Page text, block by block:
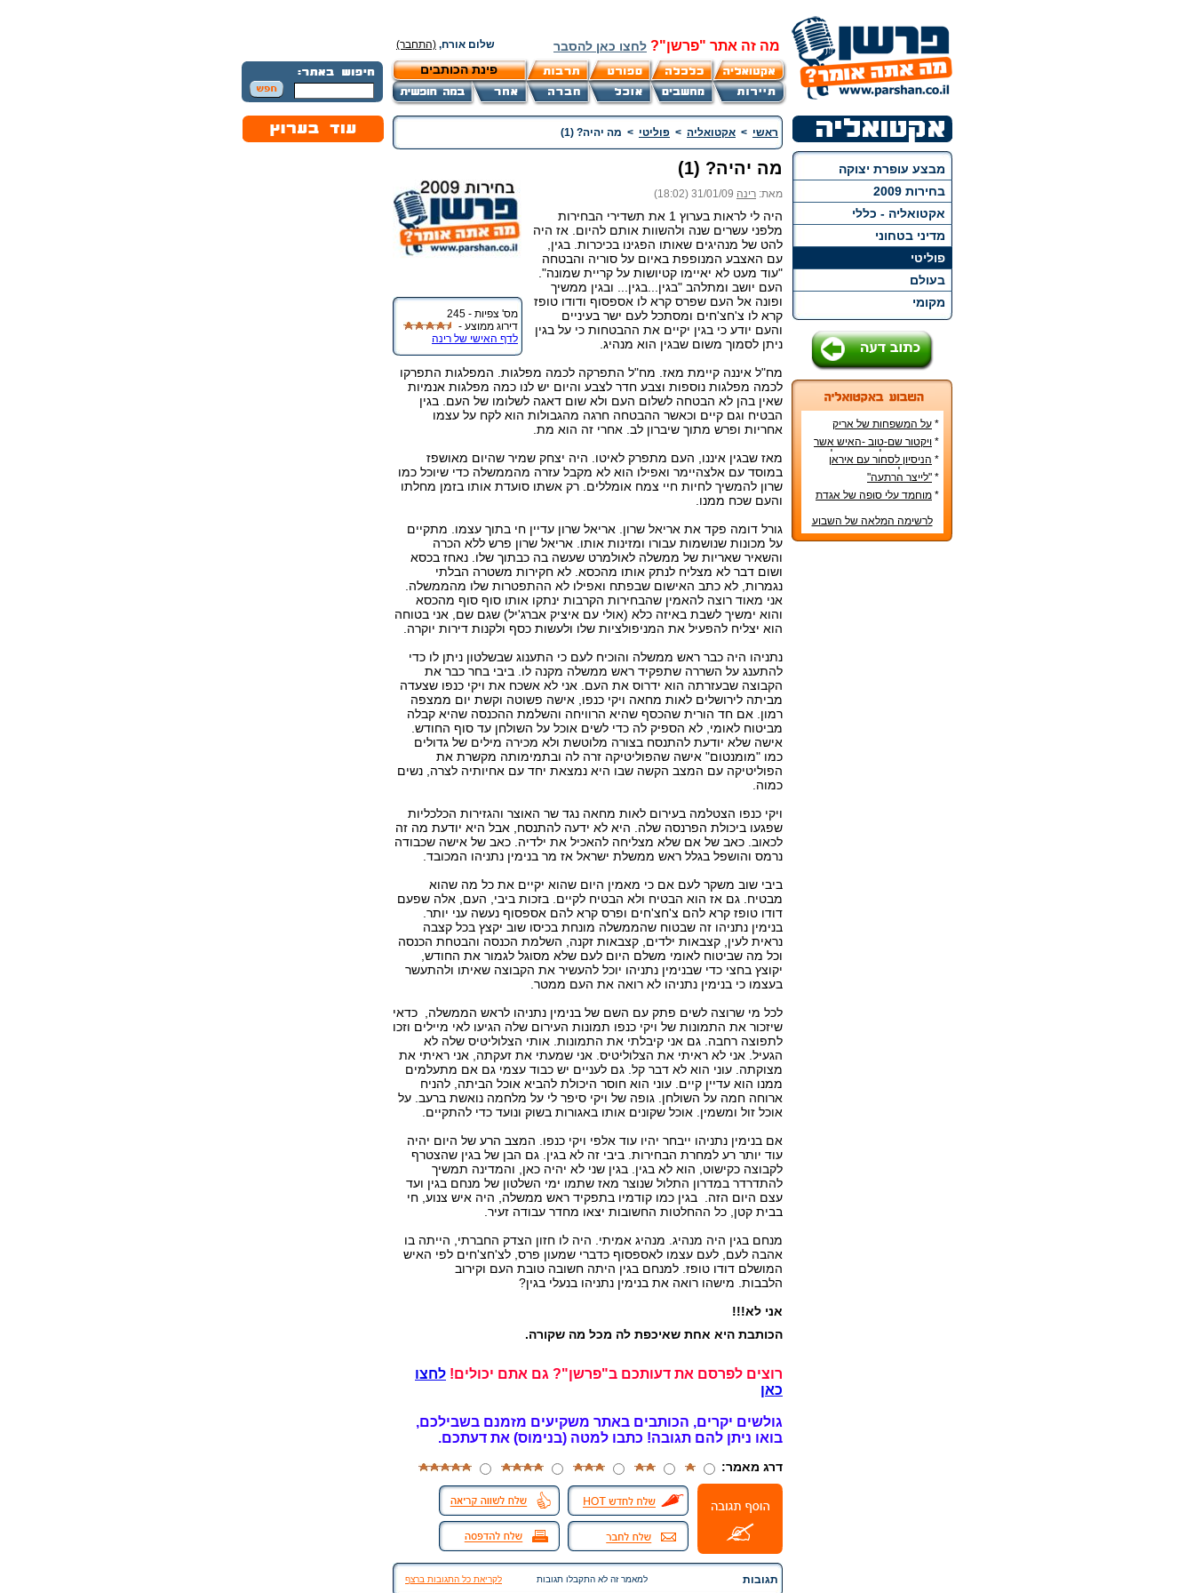
מה זה אתר "פרשן"? לחצו כאן להסבר שלום אורח, (התחבר)
פינת הכותבים
מבצע עופרת יצוקה
בחירות 2009
אקטואליה - כללי
מדיני בטחוני
פוליטי
בעולם
מקומי
* על המשפחות של אריק
איינשטיין ואורי זוהר
* ויקטור שם-טוב -האיש אשר
עיצב את מפלגת השמאל
מפ"ם
* הניסיון לסחור עם איראן
בדרכים לא-כשרות
* "לייצר הרתעה"
* מוחמד עלי סופה של אגדת
לרשימה המלאה של השבוע
ראשי > אקטואליה > פוליטי > מה יהיה? (1)
מס' צפיות - 245
דירוג ממוצע -
לדף האישי של רינה
מה יהיה? (1)
מאת: רינה 31/01/09 (18:02)
היה לי לראות בערוץ 1 את תשדירי הבחירות
מלפני עשרים שנה ולהשוות אותם להיום. אז היה
להט של מנהיגים שאותו הפגינו בכיכרות. בגין,
עם האצבע המנופפת באיום על סוריה והבטחה
"עוד מעט לא יאיימו קטיושות על קריית שמונה".
העם יושב ומתלהב "בגין...בגין... ובגין ממשיך
ופונה אל העם שפרס קרא לו אספסוף ודודו טופז
קרא לו צ'חצ'חים ומסתכל לעם ישר בעיניים
והעם יודע כי בגין יקיים את ההבטחות כי על בגין
ניתן לסמוך משום שבגין הוא מנהיג.
מח"ל איננה קיימת מאז. מח"ל התפרקה לכמה מפלגות. המפלגות התפרקו
לכמה מפלגות נוספות וצבע חדר לצבע והיום יש לנו כמה מפלגות אנמיות
שאין בהן לא הבטחה לשלום העם ולא שום דאגה לשלומו של העם. בגין
הבטיח וגם קיים וכאשר ההבטחה חרגה מהגבולות הוא לקח על עצמו
אחריות ופרש מתוך שיברון לב. אחרי זה הוא מת.
מאז שבגין איננו, העם מתפרק לאיטו. היה יצחק שמיר שהיום מאושפז
במוסד עם אלצהיימר ואפילו הוא לא מקבל עזרה מהממשלה כדי שיוכל כמו
שרון להמשיך לחיות חיי צמח אומללים. רק אשתו סועדת אותו בזמן מחלתו
והעם שכח ממנו.
גורל דומה פקד את אריאל שרון. אריאל שרון עדיין חי בתוך עצמו. מתקיים
על מכונות שנושמות עבורו ומזינות אותו. אריאל שרון פרש ללא הכרה
והשאיר שאריות של ממשלה לאולמרט שעשה בה כבתוך שלו. נאחז בכסא
ושום דבר לא מצליח לנתק אותו מהכסא. לא חקירות משטרה הבלתי
נגמרות, לא כתב האישום שבפתח ואפילו לא ההתפטרות שלו מהממשלה.
אני מאוד רוצה להאמין שהבחירות הקרבות ינתקו אותו סוף סוף מהכסא
והוא ימשיך לשבת באיזה כלא (אולי עם איציק אברג'יל) שגם שם, אני בטוחה
הוא יצליח להפעיל את המניפולציות שלו ולעשות כסף ולקנות דירות יוקרה.
נתניהו היה כבר ראש ממשלה והוכיח לעם כי התענוג שבשלטון ניתן לו כדי
להתענג על השררה שתפקיד ראש ממשלה מקנה לו. ביבי בחר כבר את
הקבוצה שבעזרתה הוא ידרוס את העם. אני לא אשכח את ויקי כנפו שצעדה
מביתה לירושלים לאות מחאה ויקי כנפו, אישה פשוטה וקשת יום ממצפה
רמון. אם חד הורית שהכסף שהיא הרוויחה והשלמת ההכנסה שהיא קבלה
מביטוח לאומי, לא הספיק לה כדי לשים אוכל על השולחן עד סוף החודש.
אישה שלא יודעת להתנסח בצורה מלוטשת ולא מכירה מילים של גדולים
כמו "מומנטום" אישה שהפוליטיקה זרה לה ובתמימותה מקשרת את
הפוליטיקה עם המצב הקשה שבו היא נמצאת יחד עם אחיותיה לצרה, נשים
כמוה.
ויקי כנפו הצטלמה בעירום לאות מחאה נגד שר האוצר והגזירות הכלכליות
שפגעו ביכולת הפרנסה שלה. היא לא ידעה להתנסח, אבל היא יודעת מה זה
לכאוב. כאב של אם שלא מצליחה להאכיל את ילדיה. כאב של אישה שכבודה
נרמס והושפל בגלל ראש ממשלת ישראל אז מר בנימין נתניהו המכובד.
ביבי שוב משקר לעם אם כי מאמין היום שהוא יקיים את כל מה שהוא
מבטיח. גם אז הוא הבטיח ולא הבטיח לקיים. בזכות ביבי, העם, אלה שפעם
דודו טופז קרא להם צ'חצ'חים ופרס קרא להם אספסוף נעשה עני יותר.
בנימין נתניהו זה שבטוח שהממשלה מונחת בכיסו שוב יקצץ בכל קצבה
נראית לעין, קצבאות ילדים, קצבאות זקנה, השלמת הכנסה והבטחת הכנסה
וכל מה שביטוח לאומי משלם היום לעם שלא מסוגל לגמור את החודש,
יקוצץ בחצי כדי שבנימין נתניהו יוכל להעשיר את הקבוצה שאיתו ולהתעשר
בעצמו כי בנימין נתניהו לא רואה את העם ממטר.
לכל מי שרוצה לשים פתק עם השם של בנימין נתניהו לראש הממשלה, כדאי
שיזכור את התמונות של ויקי כנפו תמונות העירום שלה הגיעו לאי מיילים וזכו
לתפוצה רחבה. גם אני קיבלתי את התמונות. אותי הצלוליטיס שלה לא
הגעיל. אני לא ראיתי את הצלוליטיס. אני שמעתי את זעקתה, אני ראיתי את
מצוקתה. עוני הוא לא דבר קל. גם לעניים יש כבוד עצמי גם אם מתעלמים
ממנו הוא עדיין קיים. עוני הוא חוסר היכולת להביא אוכל הביתה, להניח
ארוחה חמה על השולחן. גופה של ויקי סיפר לי על מלחמה נואשת ברעב. על
אוכל זול ומשמין. אוכל שקונים אותו באגורות בשוק ונועד כדי להתקיים.
אם בנימין נתניהו ייבחר יהיו עוד אלפי ויקי כנפו. המצב הרע של היום יהיה
עוד יותר רע למחרת הבחירות. ביבי זה לא בגין. גם הבן של בגין שהצטרף
לקבוצה כקישוט, הוא לא בגין. בגין שני לא יהיה כאן, והמדינה תמשיך
להתדרדר במדרון התלול שנוצר מאז שתמו ימי השלטון של מנחם בגין ועד
עצם היום הזה. בגין כמו קודמיו בתפקיד ראש ממשלה, היה איש צנוע, חי
בבית קטן, כל ההחלטות החשובות יצאו מחדר עבודה זעיר.
מנחם בגין היה מנהיג. מנהיג אמיתי. היה לו חזון הצדק החברתי, הייתה בו
אהבה לעם, לעם עצמו לאספסוף כדברי שמעון פרס, לצ'חצ'חים לפי האיש
המושלם דודו טופז. למנחם בגין היתה חשובה טובת העם וקירוב
הלבבות. מישהו רואה את בנימין נתניהו בנעלי בגין?
אני לא!!!
הכותבת היא אחת שאיכפת לה מכל מה שקורה.
רוצים לפרסם את דעותכם ב"פרשן"? גם אתם יכולים! לחצו
כאן
גולשים יקרים, הכותבים באתר משקיעים מזמנם בשבילכם,
בואו ניתן להם תגובה! כתבו למטה (בנימוס) את דעתכם.
דרג מאמר:
תגובות למאמר זה לא התקבלו תגובות לקריאת כל התגובות ברצף